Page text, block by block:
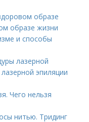
образе
образе жизни
и способы
лазерной
эпиляции
Чего нельзя
нитью. Тридинг